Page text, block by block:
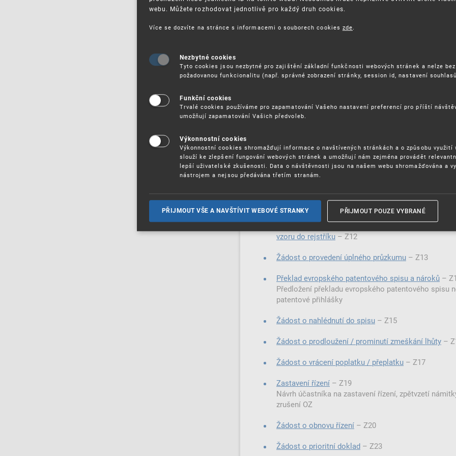
Licence–⁠⁠⁠⁠⁠⁠ Z07
Registrace licenční smlouvy, ukončení registrace
Zápis zástavního práva, registrace exekuce,
zástavy, zrušení registrace exekuce, ukončení
Připomínky –⁠⁠⁠⁠⁠⁠ Z09
Připomínky k zápisné způsobilosti OZ nebo
Námitky, neplatnost, zrušení, výmaz, určení–⁠⁠⁠⁠⁠⁠ Z10
Námitka proti zápisu OZ či zápisu EU (OP/ZO), návrh
OP/ZO), návrh na částečné zrušení OZ, návrh na
Rozklad –⁠⁠⁠⁠⁠⁠ Z11
Žádost o zveřejnění přihlášky vynálezu před
vzoru do rejstříku–⁠⁠⁠⁠⁠⁠ Z12
Žádost o provedení úplného průzkumu –⁠⁠⁠⁠⁠⁠ Z13
Překlad evropského patentového spisu a nároků –⁠⁠⁠⁠⁠⁠
Předložení překladu evropského patentového spisu
patentové přihlášky
Žádost o nahlédnutí do spisu –⁠⁠⁠⁠⁠⁠ Z15
Žádost o prodloužení / prominutí zmeškání lhůty –⁠⁠⁠⁠⁠⁠
Žádost o vrácení poplatku / přeplatku –⁠⁠⁠⁠⁠⁠ Z17
Zastavení řízení –⁠⁠⁠⁠⁠⁠ Z19
Návrh účastníka na zastavení řízení, zpětvzetí
zrušení OZ
Žádost o obnovu řízení –⁠⁠⁠⁠⁠⁠ Z20
Žádost o prioritní doklad –⁠⁠⁠⁠⁠⁠ Z23
webu. Můžete rozhodovat jednotlivě pro každý druh cookies.
Více se dozvíte na stránce s informacemi o souborech cookies zde.
Nezbytné cookies
Tyto cookies jsou nezbytné pro zajištění základní funkčnosti webových stránek a nelze
požadovanou funkcionalitu (např. správné zobrazení stránky, session id, nastavení
Funkční cookies
Trvalé cookies používáme pro zapamatování Vašeho nastavení preferencí pro příští
umožňují zapamatování Vašich předvoleb.
Výkonnostní cookies
Výkonnostní cookies shromažďují informace o navštívených stránkách a o způsobu využití
slouží ke zlepšení fungování webových stránek a umožňují nám zejména provádět
lepší uživatelské zkušenosti. Data o návštěvnosti jsou na našem webu shromažďována a
nástrojem a nejsou předávána třetím stranám.
PŘIJMOUT VŠE A NAVŠTÍVIT WEBOVÉ STRANKY PŘIJMOUT POUZE VYBRANÉ